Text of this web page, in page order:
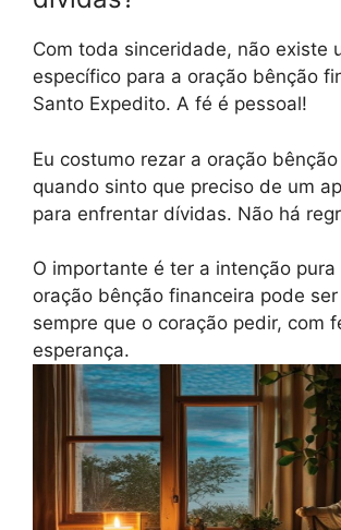
Com toda sinceridade, não existe
específico para a oração bênção
Santo Expedito. A fé é pessoal!
Eu costumo rezar a oração
quando sinto que preciso de um
para enfrentar dívidas. Não há
O importante é ter a intenção pura
oração bênção financeira pode
sempre que o coração pedir, com
esperança.